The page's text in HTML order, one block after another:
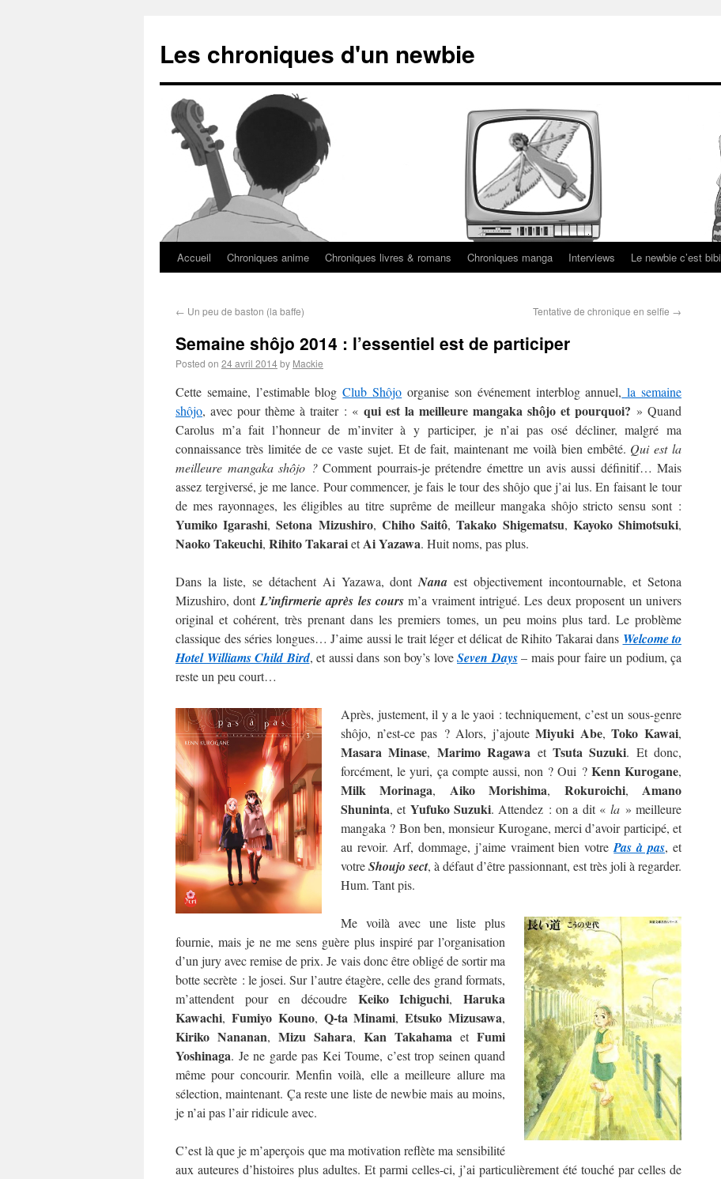
Les chroniques d'un newbie
Accueil Chroniques anime Chroniques livres & romans Chroniques manga Interviews Le newbie c’est bibi
← Un peu de baston (la baffe) Tentative de chronique en selfie →
Semaine shôjo 2014 : l’essentiel est de participer
Posted on 24 avril 2014by Mackie
Cette semaine, l’estimable blogClub Shôjo organise son événement interblog annuel, la semaine
shôjo, avec pour thème à traiter : « qui est la meilleure mangaka shôjo et pourquoi? » Quand
Carolus m’a fait l’honneur de m’inviter à y participer, je n’ai pas osé décliner, malgré ma
connaissance très limitée de ce vaste sujet. Et de fait, maintenant me voilà bien embêté. Qui est la
meilleure mangaka shôjo ?Comment pourrais-je prétendre émettre un avis aussi définitif… Mais
assez tergiversé, je me lance. Pour commencer, je fais le tour des shôjo que j’ai lus. En faisant le tour
de mes rayonnages, les éligibles au titre suprême de meilleur mangaka shôjo stricto sensu sont :
Yumiko Igarashi,Setona Mizushiro, Chiho Saitô,Takako Shigematsu, Kayoko Shimotsuki,
NaokoTakeuchi, Rihito TakaraietAiYazawa. Huit noms, pas plus.
Dans la liste, se détachent Ai Yazawa, dontNana est objectivement incontournable, et Setona
Mizushiro, dont L’infirmerie après les coursm’a vraiment intrigué. Les deux proposent un univers
original et cohérent, très prenant dans les premiers tomes, un peu moins plus tard. Le problème
classique des séries longues… J’aime aussi le trait léger et délicat de Rihito Takarai dans Welcome to
Hotel Williams Child Bird, et aussi dans son boy’s loveSeven Days– mais pour faire un podium, ça
reste un peu court…
Après, justement, il y a le yaoi : techniquement, c’est un sous-genre
shôjo, n’est-ce pas ? Alors, j’ajouteMiyuki Abe,Toko Kawai,
Masara Minase, Marimo Ragawa et Tsuta Suzuki. Et donc,
forcément, le yuri, ça compte aussi, non ? Oui ? Kenn Kurogane,
Milk Morinaga, Aiko Morishima, Rokuroichi, Amano
Shuninta, et Yufuko Suzuki. Attendez : on a dit «la » meilleure
mangaka ? Bon ben, monsieur Kurogane, merci d’avoir participé, et
au revoir. Arf, dommage, j’aime vraiment bien votrePas à pas, et
votreShoujo sect, à défaut d’être passionnant, est très joli à regarder.
Hum. Tant pis.
Me voilà avec une liste plus
fournie, mais je ne me sens guère plus inspiré par l’organisation
d’un jury avec remise de prix. Je vais donc être obligé de sortir ma
botte secrète : le josei. Sur l’autre étagère, celle des grand formats,
m’attendent pour en découdre Keiko Ichiguchi,Haruka
Kawachi, Fumiyo Kouno, Q-ta Minami,Etsuko Mizusawa,
Kiriko Nananan, Mizu Sahara, Kan Takahama et Fumi
Yoshinaga. Je ne garde pas Kei Toume, c’est trop seinen quand
même pour concourir. Menfin voilà, elle a meilleure allure ma
sélection, maintenant. Ça reste une liste de newbie mais au moins,
je n’ai pas l’air ridicule avec.
C’est là que je m’aperçois que ma motivation reflète ma sensibilité
aux auteures d’histoires plus adultes. Et parmi celles-ci, j’ai particulièrement été touché par celles de